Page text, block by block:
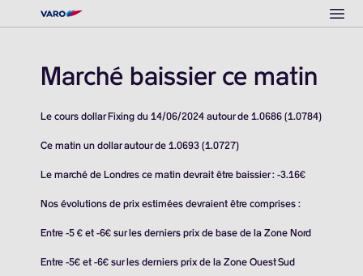
Marché baissier ce matin
Le cours dollar Fixing du 14/06/2024 autour de 1.0686 (1.0784)
Ce matin un dollar autour de 1.0693 (1.0727)
Le marché de Londres ce matin devrait être baissier : -3.16€
Nos évolutions de prix estimées devraient être comprises :
Entre -5 € et -6€ sur les derniers prix de base de la Zone Nord
Entre -5€ et -6€ sur les derniers prix de la Zone Ouest Sud